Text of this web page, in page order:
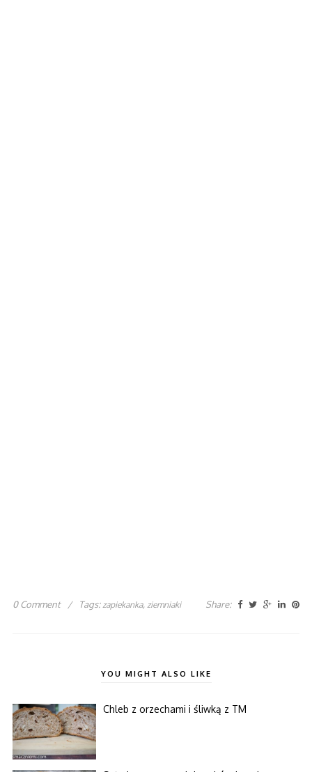
0 Comment / Tags: zapiekanka, ziemniaki Share:
YOU MIGHT ALSO LIKE
Chleb z orzechami i śliwką z TM